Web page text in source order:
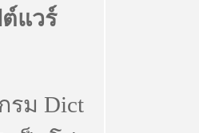
รม Dict